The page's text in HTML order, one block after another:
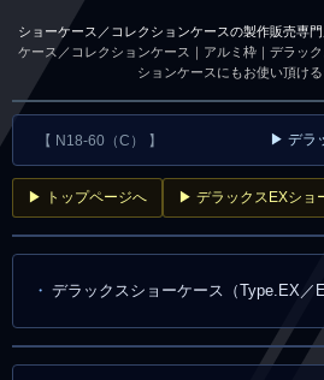
ショーケース／コレクションケースの製作販売専
ケース／コレクションケース｜アルミ枠｜デラッ
ションケースにもお使い頂け
【 N18-60（C） 】 ▶ デラ
▶ トップページへ ▶ デラックスEXショ
デラックスショーケース（Type.EX／